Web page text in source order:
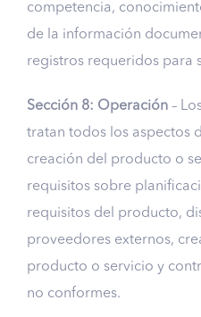
competencia,
de la información
registros requeridos para
Sección 8: Operación –
tratan todos los aspectos
creación del producto o
requisitos sobre
requisitos del producto,
proveedores externos,
producto o servicio y
no conformes.